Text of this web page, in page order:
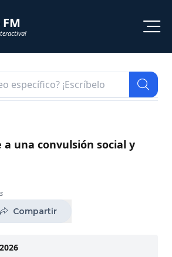
una convulsión social y
Compartir